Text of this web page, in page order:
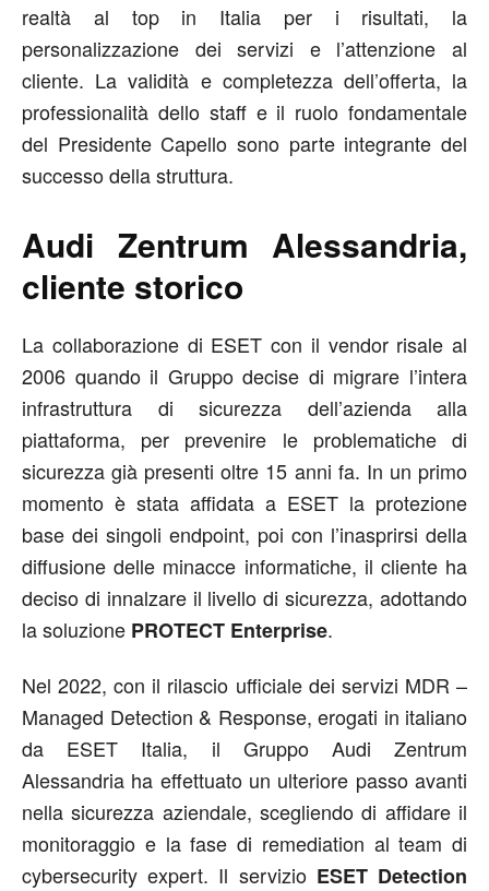
realtà al top in Italia per i risultati, la
personalizzazione dei servizi e l’attenzione al
cliente. La validità e completezza dell’offerta, la
professionalità dello staff e il ruolo fondamentale
del Presidente Capello sono parte integrante del
successo della struttura.
Audi Zentrum Alessandria,
cliente storico
La collaborazione di ESET con il vendor risale al
2006 quando il Gruppo decise di migrare l’intera
infrastruttura di sicurezza dell’azienda alla
piattaforma, per prevenire le problematiche di
sicurezza già presenti oltre 15 anni fa. In un primo
momento è stata affidata a ESET la protezione
base dei singoli endpoint, poi con l’inasprirsi della
diffusione delle minacce informatiche, il cliente ha
deciso di innalzare il livello di sicurezza, adottando
la soluzione PROTECT Enterprise.
Nel 2022, con il rilascio ufficiale dei servizi MDR –
Managed Detection & Response, erogati in italiano
da ESET Italia, il Gruppo Audi Zentrum
Alessandria ha effettuato un ulteriore passo avanti
nella sicurezza aziendale, scegliendo di affidare il
monitoraggio e la fase di remediation al team di
cybersecurity expert. Il servizio ESET Detection